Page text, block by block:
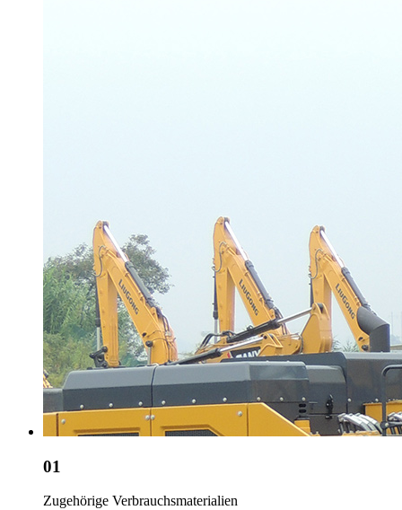
01
Zugehörige Verbrauchsmaterialien